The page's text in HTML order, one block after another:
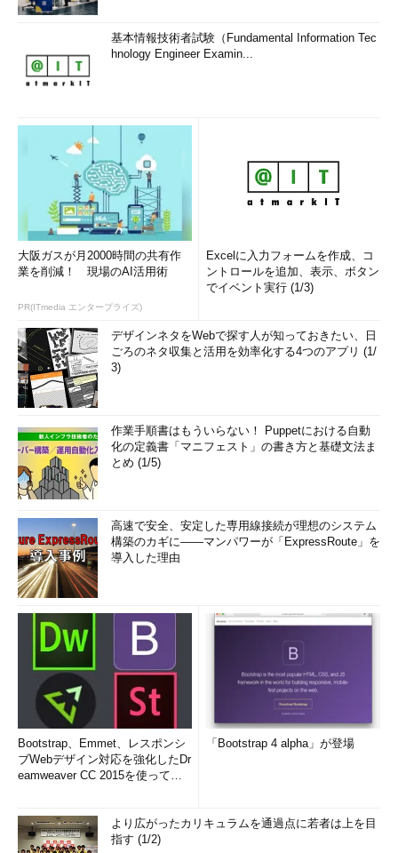
基本情報技術者試験（Fundamental Information Tec
hnology Engineer Examin...
大阪ガスが月2000時間の共有作
業を削減！ 現場のAI活用術
PR(ITmedia エンタープライズ)
Excelに入力フォームを作成、コ
ントロールを追加、表示、ボタン
でイベント実行 (1/3)
デザインネタをWebで探す人が知っておきたい、日
ごろのネタ収集と活用を効率化する4つのアプリ (1/
3)
作業手順書はもういらない！ Puppetにおける自動
化の定義書「マニフェスト」の書き方と基礎文法ま
とめ (1/5)
高速で安全、安定した専用線接続が理想のシステム
構築のカギに――マンパワーが「ExpressRoute」を
導入した理由
Bootstrap、Emmet、レスポンシ
ブWebデザイン対応を強化したDr
eamweaver CC 2015を使って
「Bootstrap 4 alpha」が登場
より広がったカリキュラムを通過点に若者は上を目
指す (1/2)